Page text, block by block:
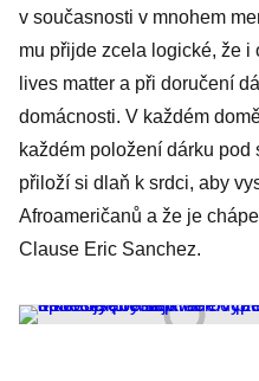
v současnosti v mnohem
mu přijde zcela logické, že
lives matter a při doručení
domácnosti. V každém
každém položení dárku pod
přiloží si dlaň k srdci, aby
Afroameričanů a že je
Clause Eric Sanchez.